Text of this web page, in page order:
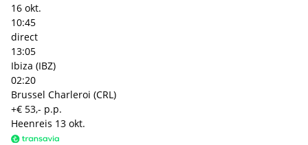
16 okt.
10:45
direct
13:05
Ibiza (IBZ)
02:20
Brussel Charleroi (CRL)
+€ 53,- p.p.
Heenreis 13 okt.